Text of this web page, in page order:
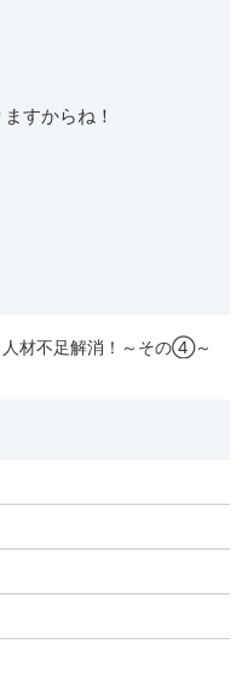
すからね！
人材不足解消！～その④～